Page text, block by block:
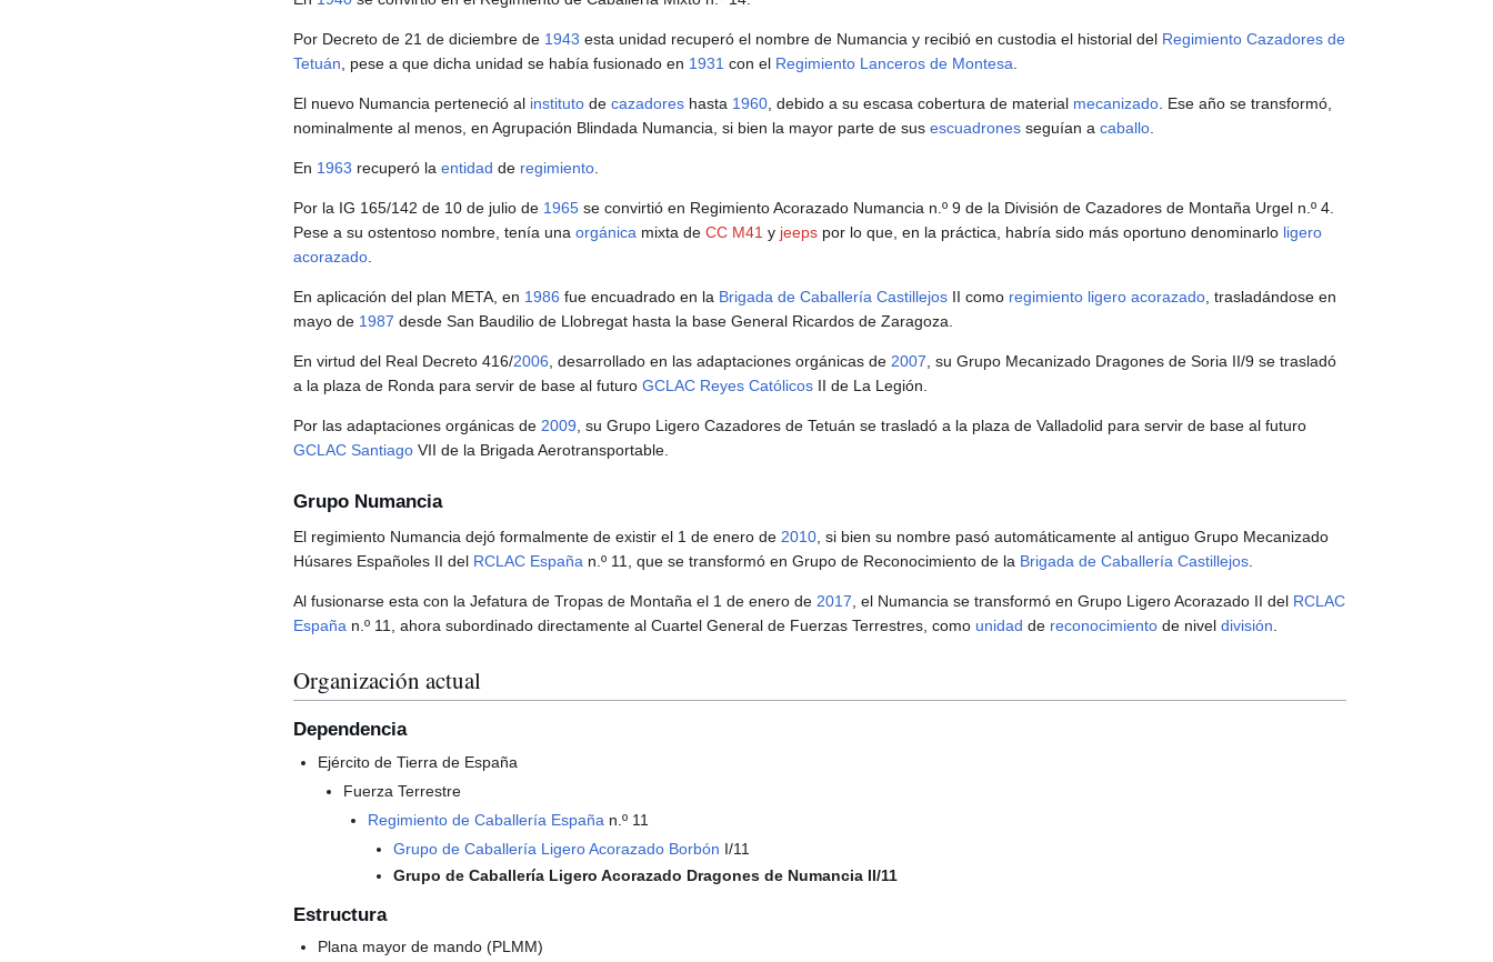
Por Decreto de 21 de diciembre de 1943 esta unidad recuperó el nombre de Numancia y recibió en custodia el historial del Regimiento Cazadores de
Tetuán, pese a que dicha unidad se había fusionado en 1931 con el Regimiento Lanceros de Montesa.
El nuevo Numancia perteneció al instituto de cazadores hasta 1960, debido a su escasa cobertura de material mecanizado. Ese año se transformó,
nominalmente al menos, en Agrupación Blindada Numancia, si bien la mayor parte de sus escuadrones seguían a caballo.
En 1963 recuperó la entidad de regimiento.
Por la IG 165/142 de 10 de julio de 1965 se convirtió en Regimiento Acorazado Numancia n.º 9 de la División de Cazadores de Montaña Urgel n.º 4.
Pese a su ostentoso nombre, tenía una orgánica mixta de CC M41 y jeeps por lo que, en la práctica, habría sido más oportuno denominarlo ligero
acorazado.
En aplicación del plan META, en 1986 fue encuadrado en la Brigada de Caballería Castillejos II como regimiento ligero acorazado, trasladándose en
mayo de 1987 desde San Baudilio de Llobregat hasta la base General Ricardos de Zaragoza.
En virtud del Real Decreto 416/2006, desarrollado en las adaptaciones orgánicas de 2007, su Grupo Mecanizado Dragones de Soria II/9 se trasladó
a la plaza de Ronda para servir de base al futuro GCLAC Reyes Católicos II de La Legión.
Por las adaptaciones orgánicas de 2009, su Grupo Ligero Cazadores de Tetuán se trasladó a la plaza de Valladolid para servir de base al futuro
GCLAC Santiago VII de la Brigada Aerotransportable.
Grupo Numancia
El regimiento Numancia dejó formalmente de existir el 1 de enero de 2010 , si bien su nombre pasó automáticamente al antiguo Grupo Mecanizado
Húsares Españoles II del RCLAC España n.º 11, que se transformó en Grupo de Reconocimiento de la Brigada de Caballería Castillejos
Al fusionarse esta con la Jefatura de Tropas de Montaña el 1 de enero de 2017 , el Numancia se transformó en Grupo Ligero Acorazado II del RCLAC
España n.º 11, ahora subordinado directamente al Cuartel General de Fuerzas Terrestres, como unidad de reconocimiento de nivel división
Organización actual
Dependencia
Ejército de Tierra de España
Fuerza Terrestre
Regimiento de Caballería España n.º 11
Grupo de Caballería Ligero Acorazado Borbón I/11
Grupo de Caballería Ligero Acorazado Dragones de Numancia II/11
Estructura
Plana mayor de mando (PLMM)